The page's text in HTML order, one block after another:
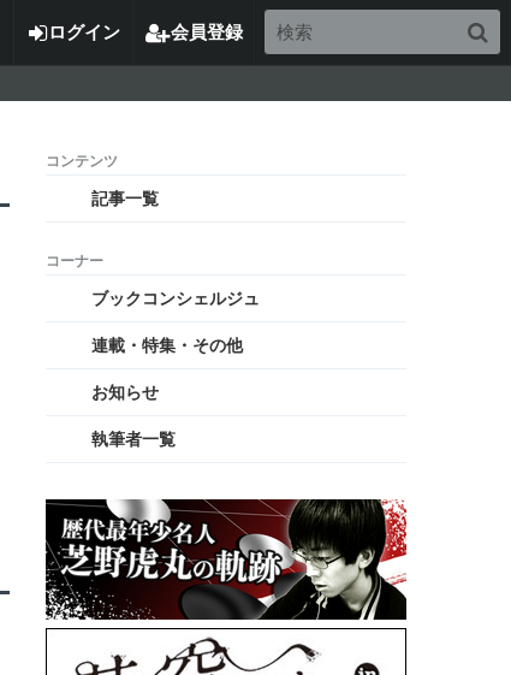
ログイン 会員登録
記事一覧
ブックコンシェルジュ
連載・特集・その他
お知らせ
執筆者一覧